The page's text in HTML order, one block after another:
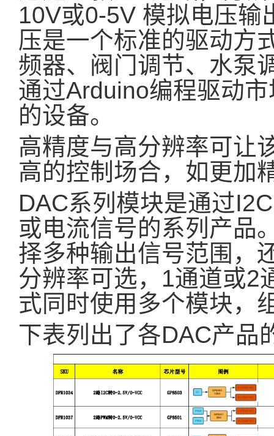
10V或0-5V 模拟电压输
压是一个标准的驱动方
频器、阀门调节、水泵
通过Arduino编程驱动
的设备。
高精度与高分辨率可让
高的控制场合，如更加
DAC系列模块是通过
或电流信号的系列产品
择多种输出信号范围，
分辨率可选，1通道或2
式同时使用多个模块，
下表列出了各DAC产品